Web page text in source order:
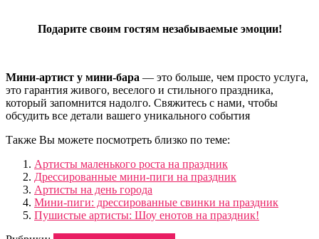
Подарите своим гостям незабываемые эмоции!
Мини-артист у мини-бара — это больше, чем просто услуга,
это гарантия живого, веселого и стильного праздника,
который запомнится надолго. Свяжитесь с нами, чтобы
обсудить все детали вашего уникального события
Также Вы можете посмотреть близко по теме:
Артисты маленького роста на праздник
Дрессированные мини-пиги на праздник
Артисты на день города
Мини-пиги: дрессированные свинки на праздник
Пушистые артисты: Шоу енотов на праздник!